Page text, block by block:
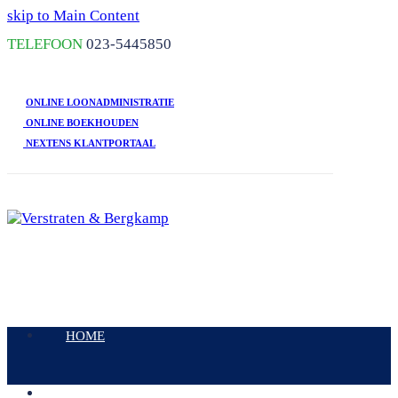
skip to Main Content
TELEFOON 023-5445850
ONLINE LOONADMINISTRATIE
ONLINE BOEKHOUDEN
NEXTENS KLANTPORTAAL
Mobile
HOME